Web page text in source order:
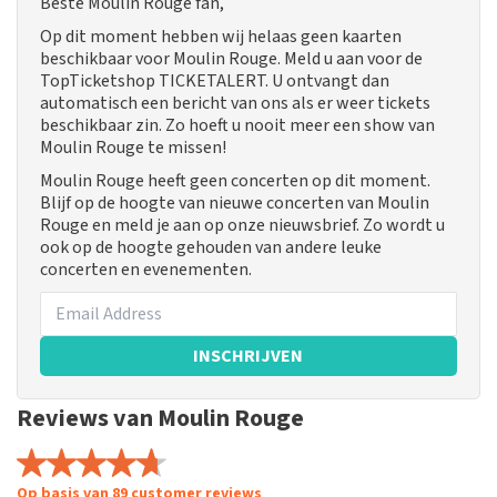
Op dit moment hebben wij helaas geen kaarten
beschikbaar voor Moulin Rouge. Meld u aan voor de
TopTicketshop TICKETALERT. U ontvangt dan
automatisch een bericht van ons als er weer tickets
beschikbaar zin. Zo hoeft u nooit meer een show van
Moulin Rouge te missen!
Moulin Rouge heeft geen concerten op dit moment.
Blijf op de hoogte van nieuwe concerten van Moulin
Rouge en meld je aan op onze nieuwsbrief. Zo wordt u
ook op de hoogte gehouden van andere leuke
concerten en evenementen.
INSCHRIJVEN
Reviews van Moulin Rouge